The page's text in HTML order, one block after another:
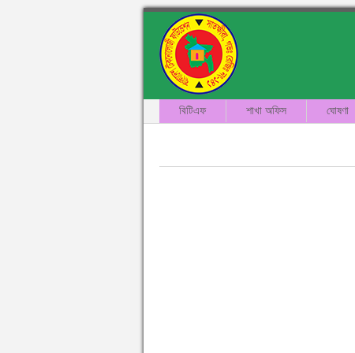
বিটিএফ শাখা অফিস ঘোষণা